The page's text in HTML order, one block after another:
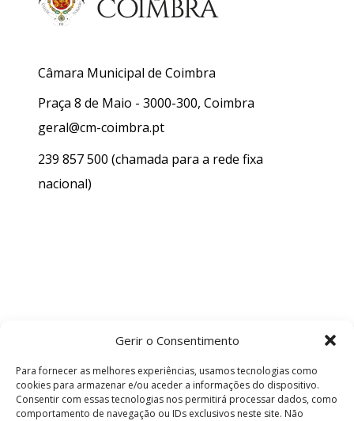
Gerir o Consentimento
Para fornecer as melhores experiências, usamos tecnologias como
cookies para armazenar e/ou aceder a informações do dispositivo.
Consentir com essas tecnologias nos permitirá processar dados, como
comportamento de navegação ou IDs exclusivos neste site. Não
Câmara Municipal de Coimbra
Praça 8 de Maio - 3000-300, Coimbra
geral@cm-coimbra.pt
239 857 500 (chamada para a rede fixa
nacional)